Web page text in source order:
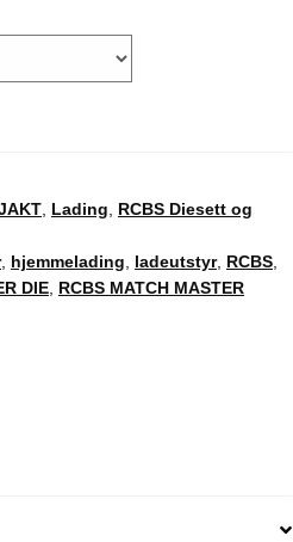
, Lading, RCBS Diesett og
, hjemmelading, ladeutstyr, RCBS,
DIE, RCBS MATCH MASTER